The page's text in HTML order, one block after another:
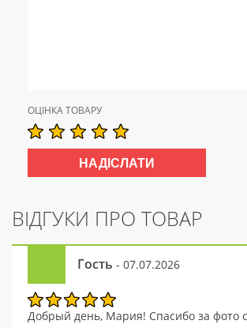
ОЦІНКА ТОВАРУ
ВІДГУКИ ПРО ТОВАР
Гость - 07.07.2026
Добрый день, Мария! Спасибо за фото